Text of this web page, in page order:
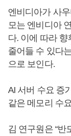
엔비디아가 사
모는 엔비디아
다. 이에 따라
줄어들 수 있다
으로 보인다.
AI 서버 수요 증
같은 메모리 수
김 연구원은 “반